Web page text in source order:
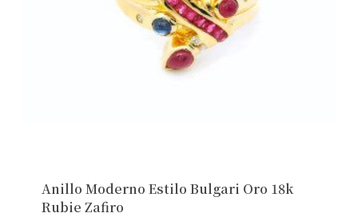
Anillo Moderno Estilo Bulgari Oro 18k
Rubie Zafiro